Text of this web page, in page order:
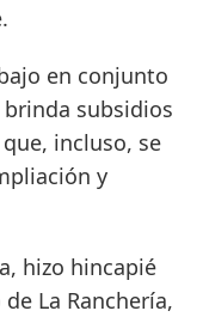
en conjunto
subsidios
incluso, se
y
hizo hincapié
La Ranchería,